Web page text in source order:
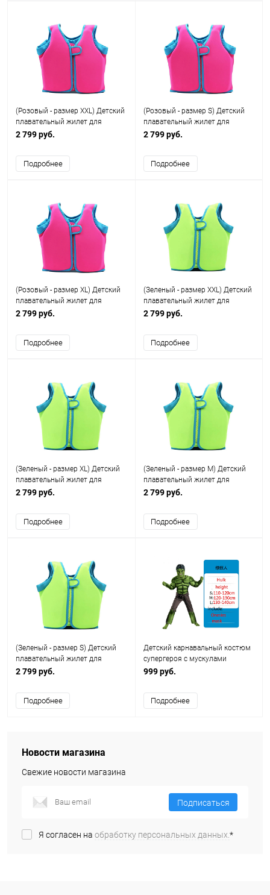
(Розовый - размер XXL) Детский
плавательный жилет для
купания плавания и бассейна (
2 799 руб.
Подробнее
(Розовый - размер S) Детский
плавательный жилет для
купания плавания и бассейна (
2 799 руб.
Подробнее
(Розовый - размер XL) Детский
плавательный жилет для
купания плавания и бассейна (
2 799 руб.
Подробнее
(Зеленый - размер XXL) Детский
плавательный жилет для
купания плавания и бассейна (
2 799 руб.
Подробнее
(Зеленый - размер XL) Детский
плавательный жилет для
купания плавания и бассейна (
2 799 руб.
Подробнее
(Зеленый - размер M) Детский
плавательный жилет для
купания плавания и бассейна (
2 799 руб.
Подробнее
(Зеленый - размер S) Детский
плавательный жилет для
купания плавания и бассейна (
2 799 руб.
Подробнее
Детский карнавальный костюм
супергероя с мускулами
999 руб.
Подробнее
Новости магазина
Свежие новости магазина
Подписаться
Я согласен на обработку персональных данных.*